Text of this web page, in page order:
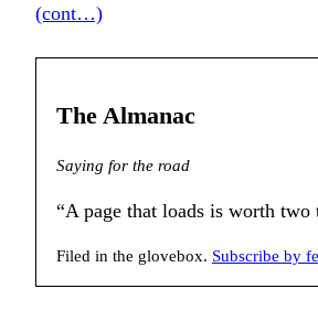
(cont…)
The Almanac
Saying for the road
“A page that loads is worth two
Filed in the glovebox. Subscribe by